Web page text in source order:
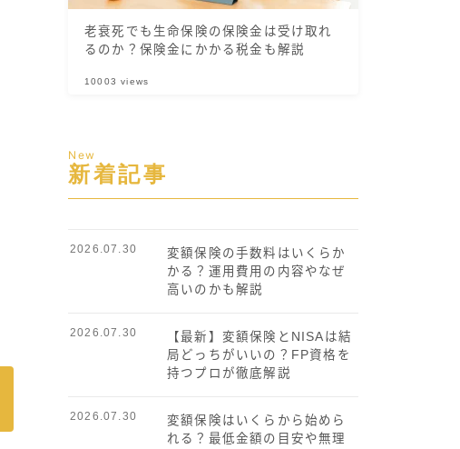
老衰死でも生命保険の保険金は受け取れ
るのか？保険金にかかる税金も解説
10003 views
New
新着記事
変額保険の手数料はいくらか
かる？運用費用の内容やなぜ
高いのかも解説
2026.07.30
【最新】変額保険とNISAは結
局どっちがいいの？FP資格を
持つプロが徹底解説
2026.07.30
変額保険はいくらから始めら
れる？最低金額の目安や無理
2026.07.30